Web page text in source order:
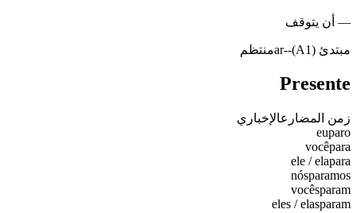
— أن يتوقف
مبتدئ (A1) -
-ar منتظم
Presente
زمن المضارعالإخباري
euparo
vocêpara
ele / elapara
nósparamos
vocêsparam
eles / elasparam